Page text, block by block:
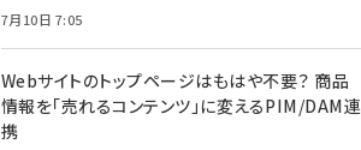
7月10日 7:05
Webサイトのトップページはもはや不要？ 商品
情報を「売れるコンテンツ」に変えるPIM/DAM連
携